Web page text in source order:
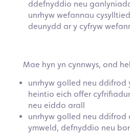
ddefnyddio neu
unrhyw wefannau
deunydd ar y cyfryw
Mae hyn yn cynnwys, ond
unrhyw golled neu ddifrod
heintio eich offer
neu eiddo arall
unrhyw golled neu ddifrod
ymweld, defnyddio neu